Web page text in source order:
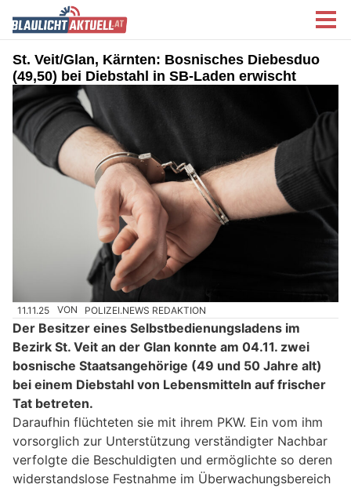
St. Veit/Glan, Kärnten: Bosnisches Diebesduo
(49,50) bei Diebstahl in SB-Laden erwischt
11.11.25 VON POLIZEI.NEWS REDAKTION
Der Besitzer eines Selbstbedienungsladens im
Bezirk St. Veit an der Glan konnte am 04.11. zwei
bosnische Staatsangehörige (49 und 50 Jahre alt)
bei einem Diebstahl von Lebensmitteln auf frischer
Tat betreten.
Daraufhin flüchteten sie mit ihrem PKW. Ein vom ihm
vorsorglich zur Unterstützung verständigter Nachbar
verfolgte die Beschuldigten und ermöglichte so deren
widerstandslose Festnahme im Überwachungsbereich